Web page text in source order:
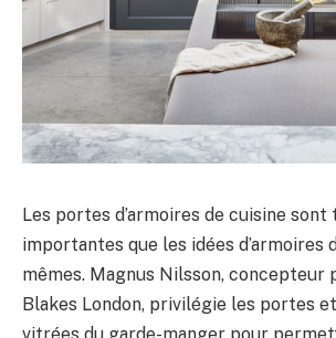
Les portes d’armoires de cuisine sont
importantes que les idées d’armoires
mêmes. Magnus Nilsson, concepteur
Blakes London, privilégie les portes
vitrées du garde-manger pour